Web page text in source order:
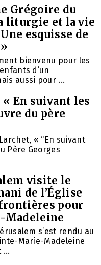
Grégoire du
liturgie et la vie
esquisse de
bienvenu pour les
d’un
aussi pour ...
« En suivant les
du père
« “En suivant
Père Georges
visite le
de l’Église
pour
Madeleine
s’est rendu au
Marie-Madeleine
...